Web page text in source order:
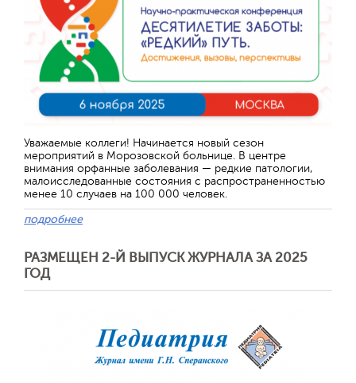
Уважаемые коллеги! Начинается новый сезон
мероприятий в Морозовской больнице. В центре
внимания орфанные заболевания — редкие патологии,
малоисследованные состояния с распространенностью
менее 10 случаев на 100 000 человек.
подробнее
РАЗМЕЩЕН 2-Й ВЫПУСК ЖУРНАЛА ЗА 2025
ГОД